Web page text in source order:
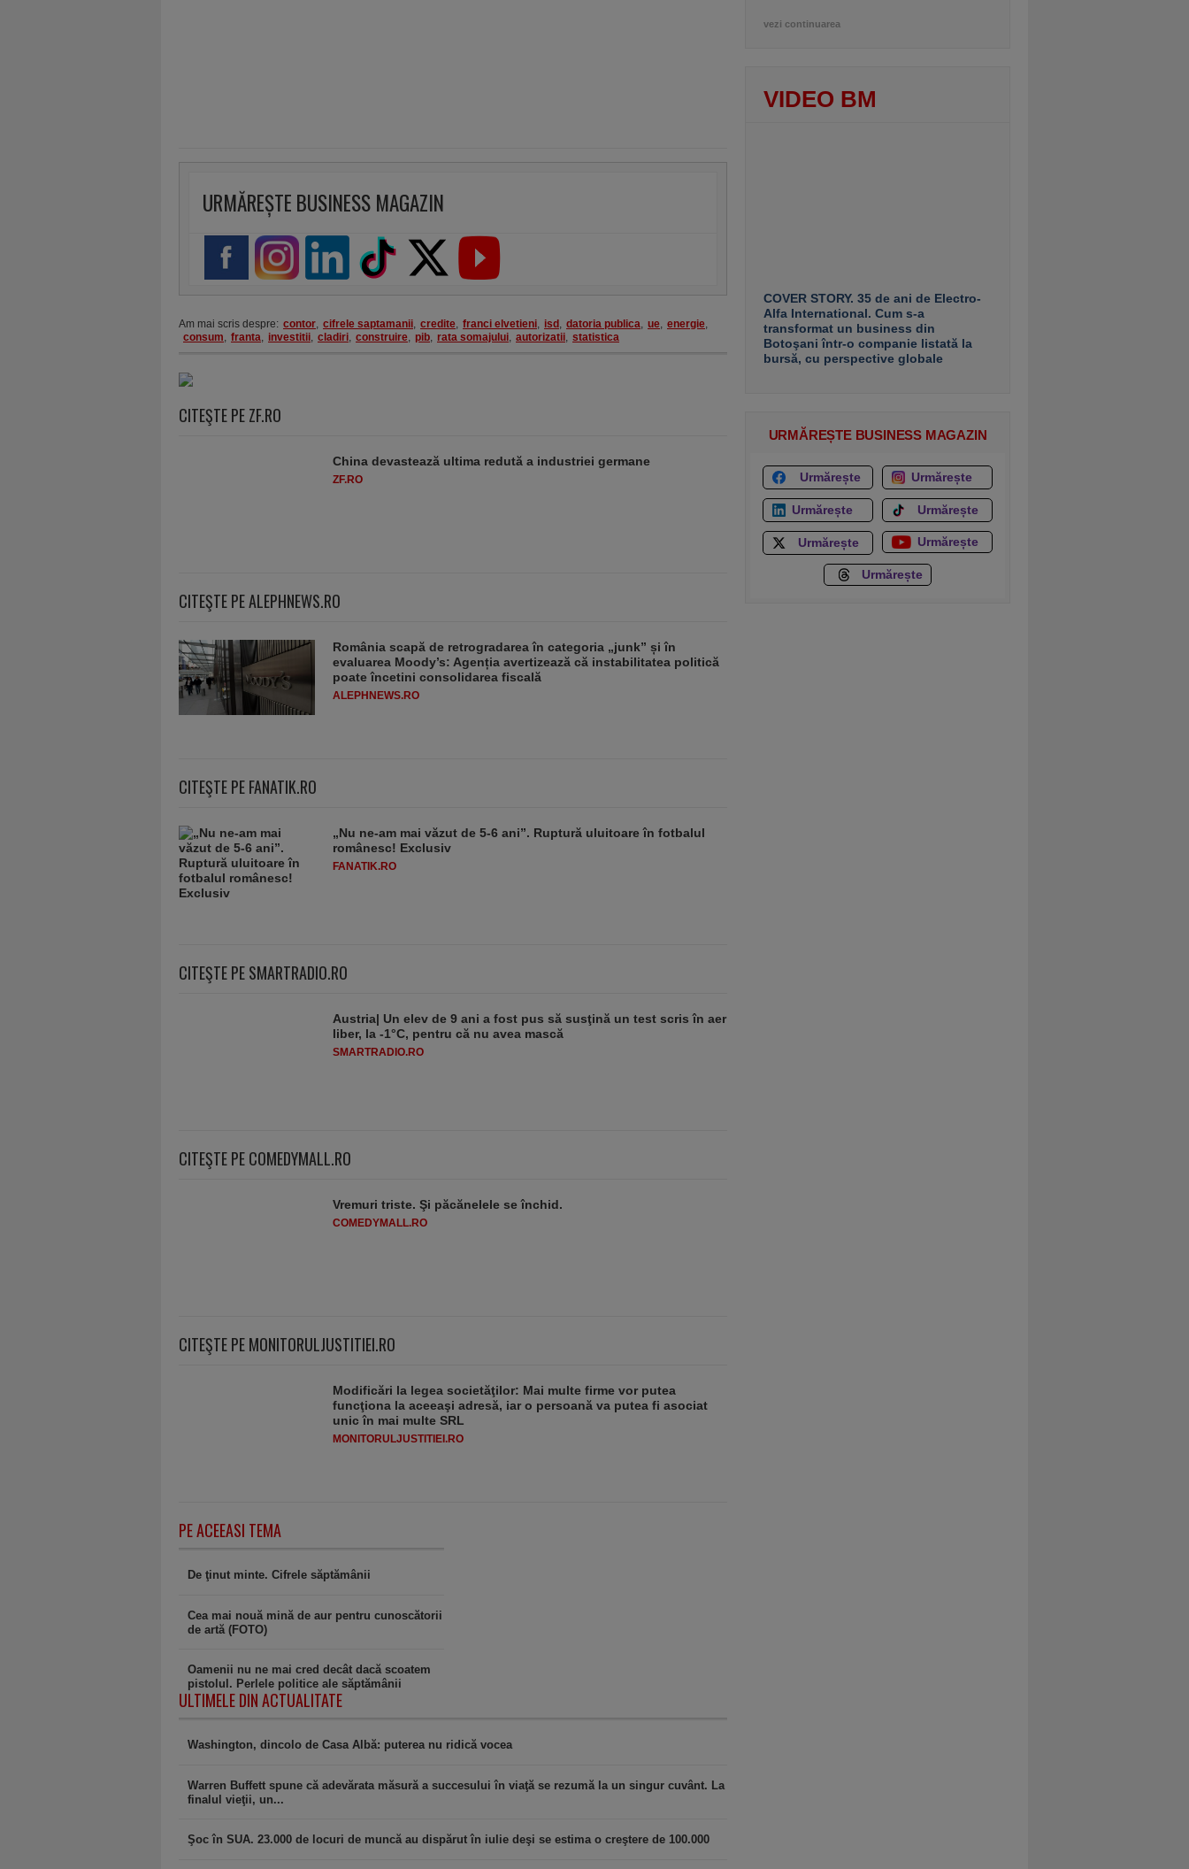
URMĂREȘTE BUSINESS MAGAZIN
Am mai scris despre: contor, cifrele saptamanii, credite, franci elvetieni, isd , datoria publica, ue, energie,
consum, franta, investitii, cladiri, construire, pib, rata somajului, autorizatii, statistica
CITEŞTE PE ZF.RO
China devastează ultima redută a industriei germane
ZF.RO
CITEŞTE PE ALEPHNEWS.RO
România scapă de retrogradarea în categoria „junk” și în
evaluarea Moody’s: Agenția avertizează că instabilitatea politică
poate încetini consolidarea fiscală
ALEPHNEWS.RO
CITEŞTE PE FANATIK.RO
„Nu ne-am mai văzut de 5-6 ani”. Ruptură uluitoare în fotbalul
românesc! Exclusiv
FANATIK.RO
CITEŞTE PE SMARTRADIO.RO
Austria| Un elev de 9 ani a fost pus să susţină un test scris în aer
liber, la -1°C, pentru că nu avea mască
SMARTRADIO.RO
CITEŞTE PE COMEDYMALL.RO
Vremuri triste. Şi păcănelele se închid.
COMEDYMALL.RO
CITEŞTE PE MONITORULJUSTITIEI.RO
Modificări la legea societăţilor: Mai multe firme vor putea
funcţiona la aceeaşi adresă, iar o persoană va putea fi asociat
unic în mai multe SRL
MONITORULJUSTITIEI.RO
PE ACEEASI TEMA
De ţinut minte. Cifrele săptămânii
Cea mai nouă mină de aur pentru cunoscătorii
de artă (FOTO)
Oamenii nu ne mai cred decât dacă scoatem
pistolul. Perlele politice ale săptămânii
ULTIMELE DIN ACTUALITATE
Washington, dincolo de Casa Albă: puterea nu ridică vocea
Warren Buffett spune că adevărata măsură a succesului în viaţă se rezumă la un singur cuvânt. La
finalul vieţii, un...
Şoc în SUA. 23.000 de locuri de muncă au dispărut în iulie deşi se estima o creştere de 100.000
vezi continuarea
VIDEO BM
COVER STORY. 35 de ani de Electro-
Alfa International. Cum s-a
transformat un business din
Botoşani într-o companie listată la
bursă, cu perspective globale
URMĂREȘTE BUSINESS MAGAZIN
Urmărește Urmărește
Urmărește Urmărește
Urmărește Urmărește
Urmărește